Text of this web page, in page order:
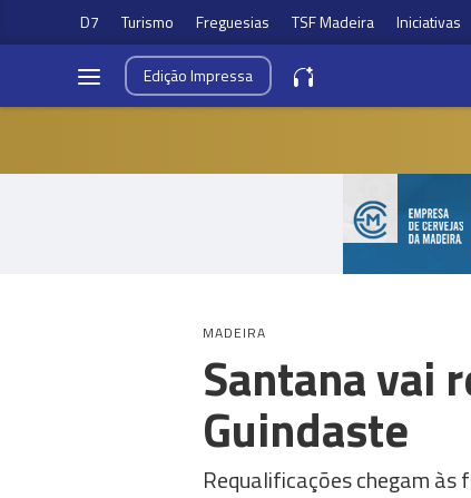
D7 Turismo Freguesias TSF Madeira Iniciativas
EdiçãoImpressa
MADEIRA
Santana vai
Guindaste
Requalificações chegam às